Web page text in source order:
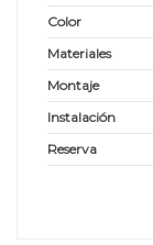
Color
Materiales
Montaje
Instalación
Reserva